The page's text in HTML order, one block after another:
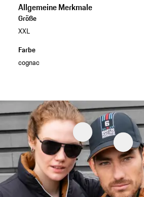
Allgemeine Merkmale
Größe
XXL
Farbe
cognac